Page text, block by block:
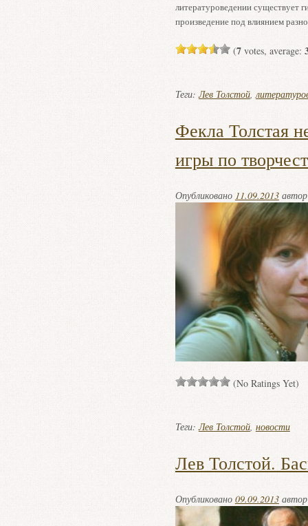
литературоведении существует
произведение под влиянием
(7votes, average:
Теги:Лев Толстой,
Фекла Толстая
игры по
Опубликовано 11.09.2013
(No Ratings Yet)
Теги:Лев Толстой, новости
Лев Толстой.
Опубликовано 09.09.2013